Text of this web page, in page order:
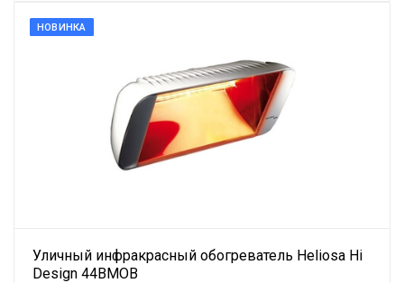
НОВИНКА
Уличный инфракрасный обогреватель Heliosa Hi
Design 44BMOB